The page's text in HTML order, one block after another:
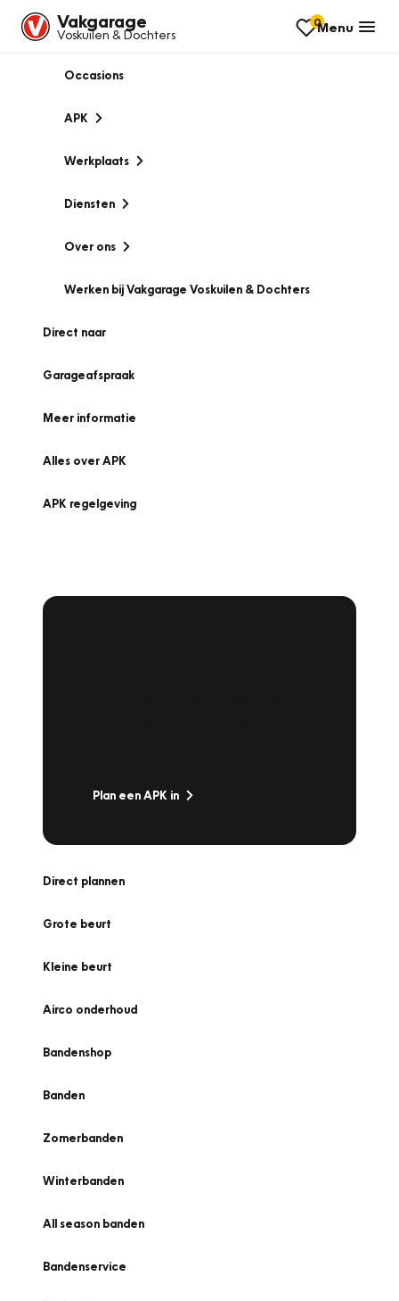
Vakgarage
Voskuilen & Dochters
0Menu
Occasions
APK
Werkplaats
Diensten
Over ons
Werken bij Vakgarage Voskuilen & Dochters
Direct naar
Garageafspraak
Meer informatie
Alles over APK
APK regelgeving
Plan een APK in
Direct plannen
Grote beurt
Kleine beurt
Airco onderhoud
Bandenshop
Banden
Zomerbanden
Winterbanden
All season banden
Bandenservice